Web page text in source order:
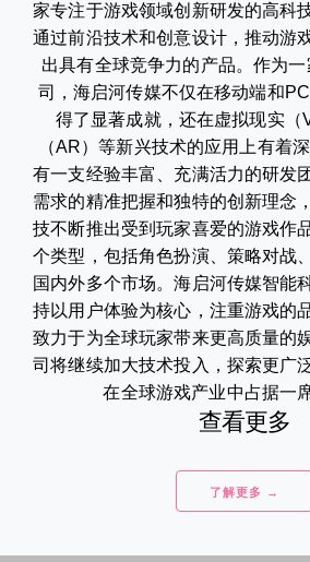
家专注于游戏领域创新研发的高科
通过前沿技术和创意设计，推动游
出具有全球竞争力的产品。作为
司，海启河传媒不仅在移动端和
得了显著成就，还在虚拟现实（
（AR）等新兴技术的应用上有着
有一支经验丰富、充满活力的研发
需求的精准把握和独特的创新理念
技不断推出受到玩家喜爱的游戏作
个类型，包括角色扮演、策略对战
国内外多个市场。海启河传媒智能
持以用户体验为核心，注重游戏的
致力于为全球玩家带来更高质量的
司将继续加大技术投入，探索更广
在全球游戏产业中占据一
查看更多
了解更多 →